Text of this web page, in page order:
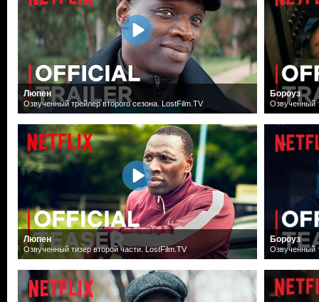
Люпен
Озвученный трейлер второго сезона. LostFilm.TV
Люпен
Озвученный тизер второй части. LostFilm.TV
Бороуз
Озвученный
Бороуз
Озвученный